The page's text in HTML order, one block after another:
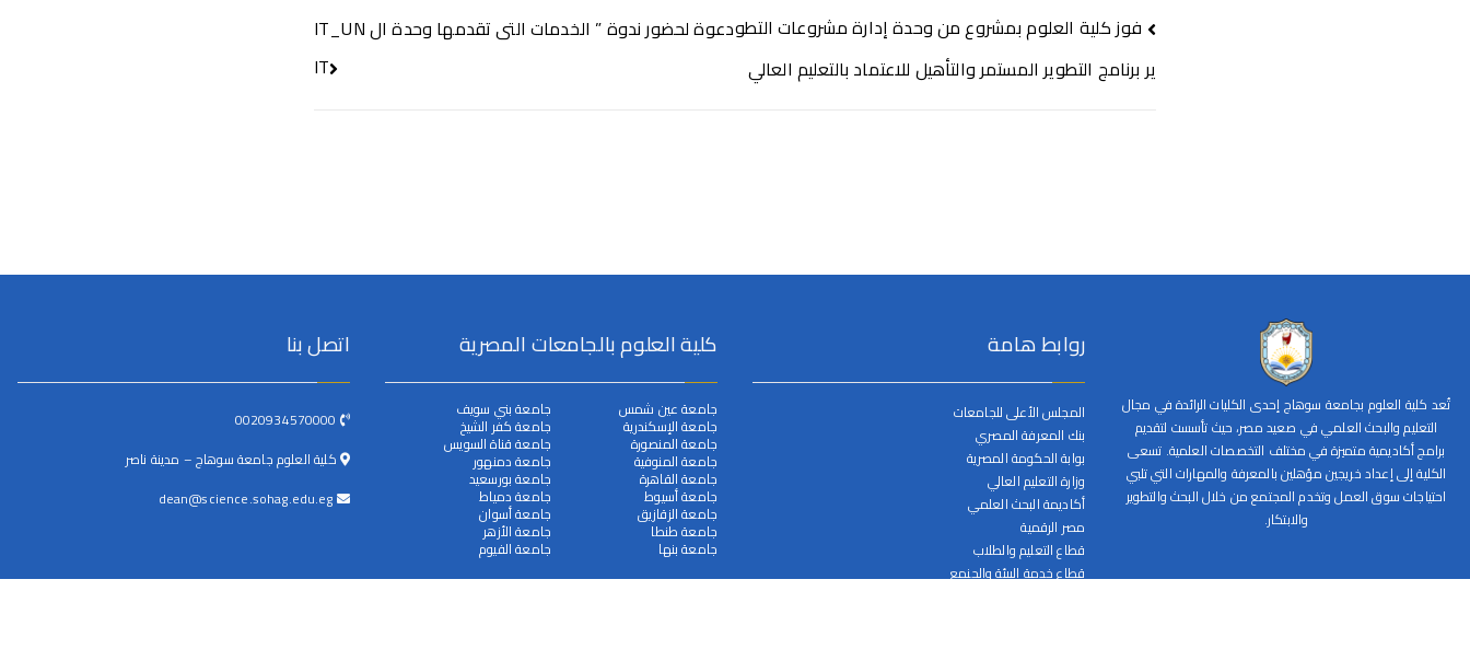
فوز كلية العلوم بمشروع من وحدة إدارة مشروعات التطو
ير برنامج التطوير المستمر والتأهيل للاعتماد بالتعليم العالي
دعوة لحضور ندوة ” الخدمات التى تقدمها وحدة ال IT_UN
IT
تُعد كلية العلوم بجامعة سوهاج إحدى الكليات الرائدة في مجال
التعليم والبحث العلمي في صعيد مصر، حيث تأسست لتقديم
برامج أكاديمية متميزة في مختلف التخصصات العلمية. تسعى
الكلية إلى إعداد خريجين مؤهلين بالمعرفة والمهارات التي تلبي
احتياجات سوق العمل وتخدم المجتمع من خلال البحث والتطوير
والابتكار.
روابط هامة
المجلس الأعلى للجامعات
بنك المعرفة المصري
بوابة الحكومة المصرية
وزارة التعليم العالي
أكاديمة البحث العلمي
مصر الرقمية
قطاع التعليم والطلاب
قطاع خدمة البيئة والجنمع
كلية العلوم بالجامعات المصرية
جامعة عين شمس
جامعة الإسكندرية
جامعة المنصورة
جامعة المنوفية
جامعة القاهرة
جامعة أسيوط
جامعة الزقازيق
جامعة طنطا
جامعة بنها
جامعة بني سويف
جامعة كفر الشيخ
جامعة قناة السويس
جامعة دمنهور
جامعة بورسعيد
جامعة دمياط
جامعة أسوان
جامعة الأزهر
جامعة الفيوم
اتصل بنا
كلية العلوم جامعة سوهاج – مدينة ناصر